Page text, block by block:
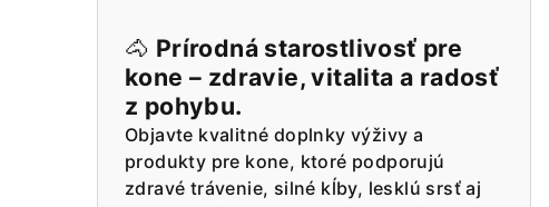
🐴 Prírodná starostlivosť pre
kone – zdravie, vitalita a radosť
z pohybu.
Objavte kvalitné doplnky výživy a
produkty pre kone, ktoré podporujú
zdravé trávenie, silné kĺby, lesklú srsť aj